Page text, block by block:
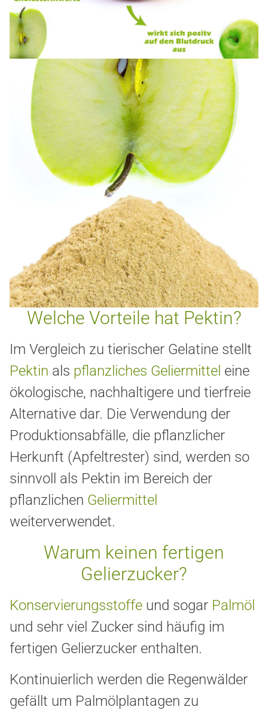
Welche Vorteile hat Pektin?
Im Vergleich zu tierischer Gelatine stellt
Pektin als pflanzliches Geliermittel eine
ökologische, nachhaltigere und tierfreie
Alternative dar. Die Verwendung der
Produktionsabfälle, die pflanzlicher
Herkunft (Apfeltrester) sind, werden so
sinnvoll als Pektin im Bereich der
pflanzlichen Geliermittel
weiterverwendet.
Warum keinen fertigen
Gelierzucker?
Konservierungsstoffe und sogar Palmöl
und sehr viel Zucker sind häufig im
fertigen Gelierzucker enthalten.
Kontinuierlich werden die Regenwälder
gefällt um Palmölplantagen zu